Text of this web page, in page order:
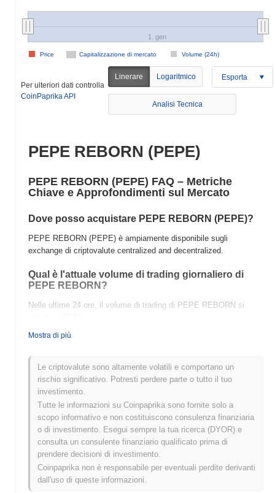
Capitalizzazione di mercato Volume (24h)
Price
1. gen
Per ulteriori dati controlla
CoinPaprika API
Linerare Logaritmico Esporta
Analisi Tecnica
PEPE REBORN (PEPE)
PEPE REBORN (PEPE) FAQ – Metriche
Chiave e Approfondimenti sul Mercato
Dove posso acquistare PEPE REBORN (PEPE)?
PEPE REBORN (PEPE) è ampiamente disponibile sugli
exchange di criptovalute centralized and decentralized.
Qual è l'attuale volume di trading giornaliero di
PEPE REBORN?
Nelle ultime 24 ore, il volume di trading di PEPE REBORN si
Qual è lo storico della fascia di prezzo di PEPE
Massimo Storico (ATH):$0.00000299
Minimo Storico (ATL): $0.00
PEPE REBORN è attualmente scambiato ~80.51% al di sotto del
suo ATH .
Come si sta comportando PEPE REBORN rispetto
al mercato crypto più ampio?
Negli ultimi 7 giorni, PEPE REBORN ha guadagnato
superando il mercato crypto complessivo che ha registrato un
Mostra di più
Le criptovalute sono altamente volatili e comportano un
rischio significativo. Potresti perdere parte o tutto il tuo
investimento.
Tutte le informazioni su Coinpaprika sono fornite solo a
scopo informativo e non costituiscono consulenza finanziaria
o di investimento. Esegui sempre la tua ricerca (DYOR) e
consulta un consulente finanziario qualificato prima di
prendere decisioni di investimento.
Coinpaprika non è responsabile per eventuali perdite derivanti
dall'uso di queste informazioni.